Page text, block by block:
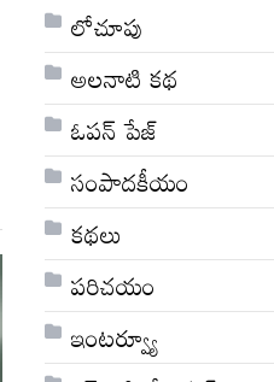
లోచూపు
అల‌నాటి క‌థ‌
ఓపన్ పేజ్
సంపాదకీయం
కథలు
పరిచయం
ఇంటర్వ్యూ